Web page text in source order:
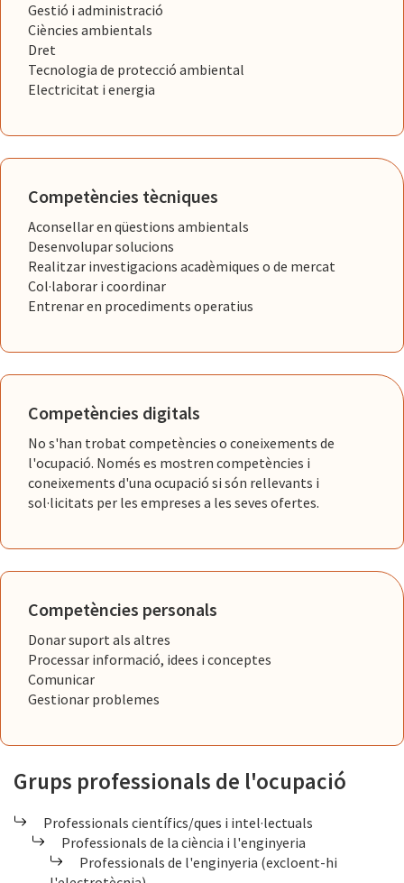
Gestió i administració
Ciències ambientals
Dret
Tecnologia de protecció ambiental
Electricitat i energia
Competències tècniques
Aconsellar en qüestions ambientals
Desenvolupar solucions
Realitzar investigacions acadèmiques o de mercat
Col·laborar i coordinar
Entrenar en procediments operatius
Competències digitals
No s'han trobat competències o coneixements de
l'ocupació. Només es mostren competències i
coneixements d'una ocupació si són rellevants i
sol·licitats per les empreses a les seves ofertes.
Competències personals
Donar suport als altres
Processar informació, idees i conceptes
Comunicar
Gestionar problemes
Grups professionals de l'ocupació
Professionals científics/ques i intel·lectuals
Professionals de la ciència i l'enginyeria
Professionals de l'enginyeria (excloent-hi